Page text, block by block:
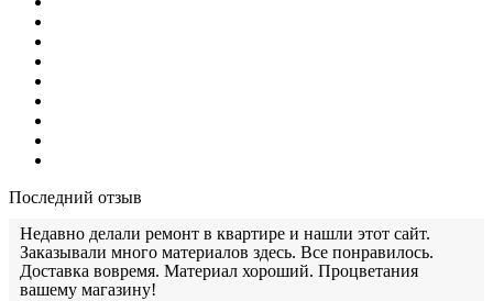
Последний отзыв
Недавно делали ремонт в квартире и нашли этот сайт.
Заказывали много материалов здесь. Все понравилось.
Доставка вовремя. Материал хороший. Процветания
вашему магазину!